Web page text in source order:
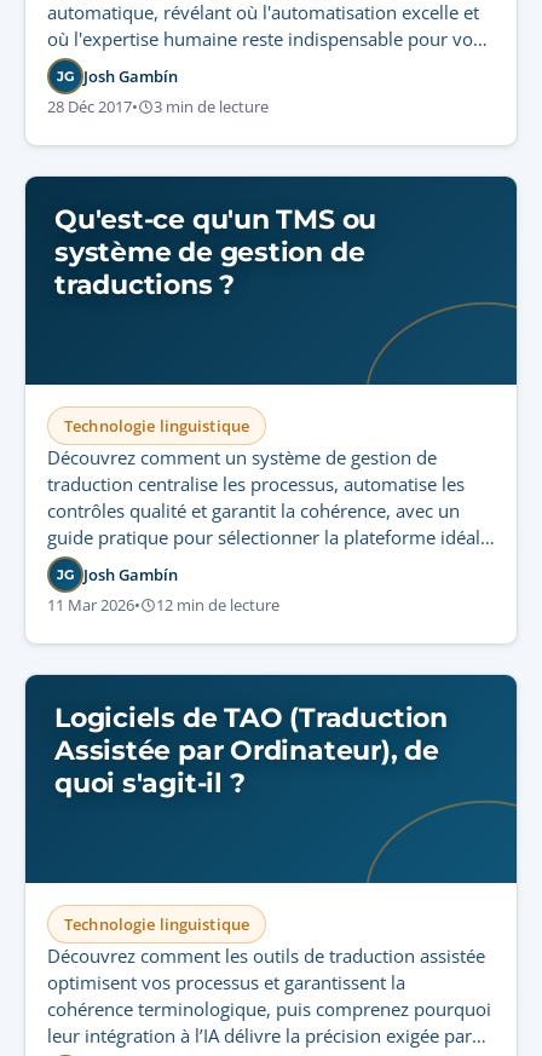
automatique, révélant où l'automatisation excelle et
où l'expertise humaine reste indispensable pour vos
documents réglementés en sciences de la vie.
JG Josh Gambín
28 Déc 2017• 3 min de lecture
Qu'est-ce qu'un TMS ou
système de gestion de
traductions ?
Technologie linguistique
Découvrez comment un système de gestion de
traduction centralise les processus, automatise les
contrôles qualité et garantit la cohérence, avec un
guide pratique pour sélectionner la plateforme idéale
d’opérations sécurisées et évolutives.
JG Josh Gambín
11 Mar 2026• 12 min de lecture
Logiciels de TAO (Traduction
Assistée par Ordinateur), de
quoi s'agit-il ?
Technologie linguistique
Découvrez comment les outils de traduction assistée
optimisent vos processus et garantissent la
cohérence terminologique, puis comprenez pourquoi
leur intégration à l’IA délivre la précision exigée par